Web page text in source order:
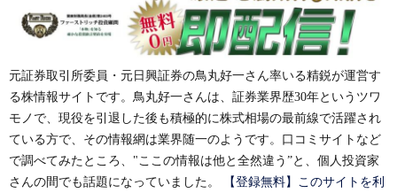
元証券取引所委員・元日興証券の鳥丸好一さん率いる精鋭が運営す
る株情報サイトです。鳥丸好一さんは、証券業界歴30年というツワ
モノで、現役を引退した後も積極的に株式相場の最前線で活躍され
ている方で、その情報網は業界随一のようです。口コミサイトなど
で調べてみたところ、"ここの情報は他と全然違う”と、個人投資家
さんの間でも話題になっていました。
【登録無料】このサイトを利